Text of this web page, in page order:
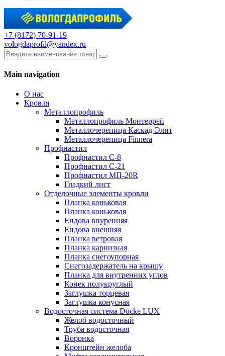
+7 (8172) 70-91-19
vologdaprofil@yandex.ru
Main navigation
О нас
Кровля
Металлопрофиль
Металлопрофиль Монтеррей
Металлочерепица Каскад-Элит
Металлочерепица Finnera
Профнастил
Профнастил С-8
Профнастил С-21
Профнастил МП-20R
Гладкий лист
Отделочные элементы кровли
Планка коньковая
Планка коньковая
Ендова внуренняя
Ендова внешняя
Планка ветровая
Планка карнизная
Планка снегоупорная
Снегозадержатель на крышу
Планка для внутренних углов
Конек полукруглый
Заглушка торцевая
Заглушка конусная
Водосточная система Döcke LUX
Желоб водосточный
Труба водосточная
Воронка
Кронштейн желоба